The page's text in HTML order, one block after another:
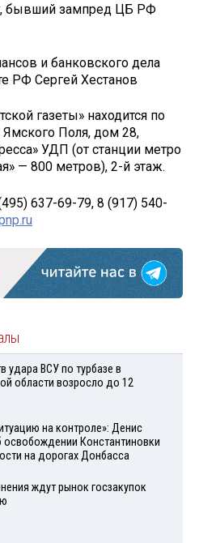
бывший зампред ЦБ РФ
и банковского дела
РФ Сергей Хестанов
газеты» находится по
Ямского Поля, дом 28,
УДП (от станции метро
— 800 метров), 2-й этаж.
637-69-79, 8 (917) 540-
удара ВСУ по турбазе в
области возросло до 12
на контроле»: Денис
освобождении Константиновки
на дорогах Донбасса
ждут рынок госзакупок